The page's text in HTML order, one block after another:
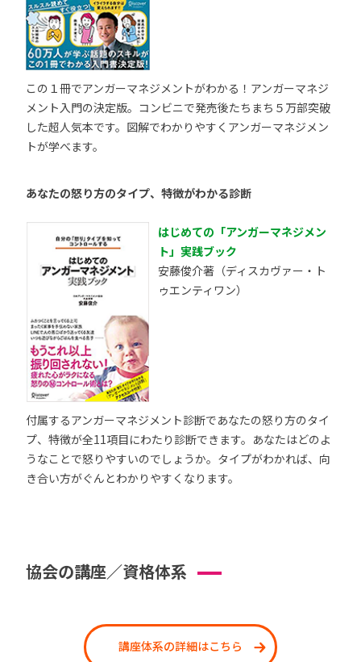
この１冊でアンガーマネジメントがわかる！アンガーマネジ
メント入門の決定版。コンビニで発売後たちまち５万部突破
した超人気本です。図解でわかりやすくアンガーマネジメン
トが学べます。
あなたの怒り方のタイプ、特徴がわかる診断
はじめての「アンガーマネジメン
ト」実践ブック
安藤俊介著（ディスカヴァー・ト
ゥエンティワン）
付属するアンガーマネジメント診断であなたの怒り方のタイ
プ、特徴が全11項目にわたり診断できます。あなたはどのよ
うなことで怒りやすいのでしょうか。タイプがわかれば、向
き合い方がぐんとわかりやすくなります。
協会の講座／資格体系
講座体系の詳細はこちら